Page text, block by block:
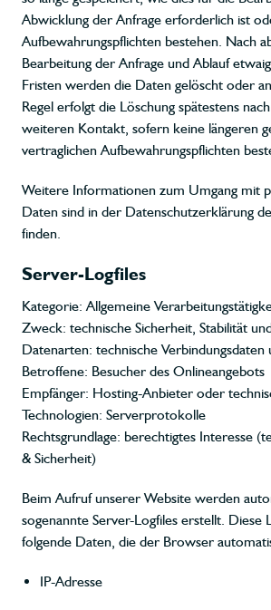
Abwicklung der Anfrage erforderlich ist
Aufbewahrungspflichten bestehen. Nach
Bearbeitung der Anfrage und Ablauf
Fristen werden die Daten gelöscht oder
Regel erfolgt die Löschung spätestens
weiteren Kontakt, sofern keine längeren
vertraglichen Aufbewahrungspflichten
Weitere Informationen zum Umgang mit
Daten sind in der Datenschutzerklärung
finden.
Server-Logfiles
Kategorie: Allgemeine
Zweck: technische Sicherheit, Stabilität
Datenarten: technische Verbindungsdaten
Betroffene: Besucher des Onlineangebots
Empfänger: Hosting-Anbieter oder
Technologien: Serverprotokolle
Rechtsgrundlage: berechtigtes Interesse
& Sicherheit)
Beim Aufruf unserer Website werden
sogenannte Server-Logfiles erstellt. Diese
folgende Daten, die der Browser
IP-Adresse